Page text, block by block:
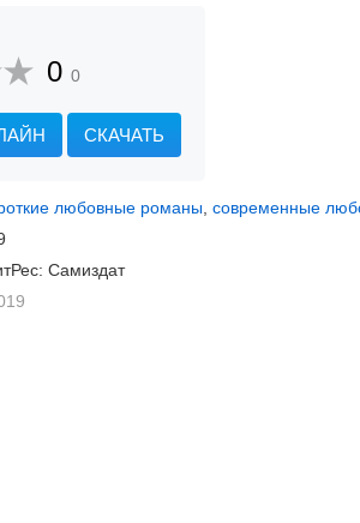
0 0
СКАЧАТЬ
любовные романы современные
Самиздат